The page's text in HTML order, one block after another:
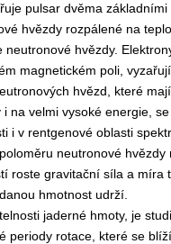
pulsar dvěma základními
hvězdy rozpálené na
hvězdy.
magnetickém poli,
hvězd, které
velmi vysoké energie,
i v rentgenové oblasti
neutronové
roste gravitační síla a
hmotnost udrží.
jaderné hmoty, je
periody rotace, které se